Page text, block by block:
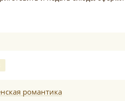
романтика